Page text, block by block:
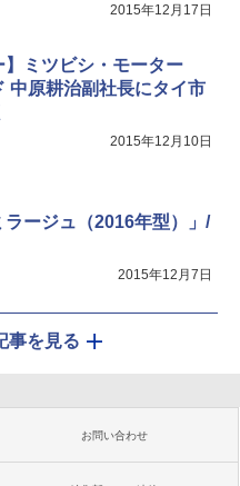
2015年12月17日
】ミツビシ・モーター
中原耕治副社長にタイ市
2015年12月10日
ラージュ（2016年型）」/
2015年12月7日
事を見る
お問い合わせ